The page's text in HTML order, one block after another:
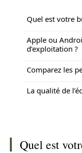
Quel est votre
Apple ou
d’exploitation ?
Comparez les
La qualité de
Quel est